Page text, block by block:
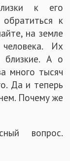
к его
к
на земле
Их
А о
много тысяч
Да и теперь
Почему же
вопрос.